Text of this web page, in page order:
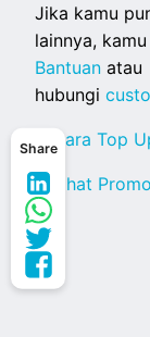
Share
Jika kamu
lainnya,
Bantuan atau
hubungi
< Cara Top
< Lihat